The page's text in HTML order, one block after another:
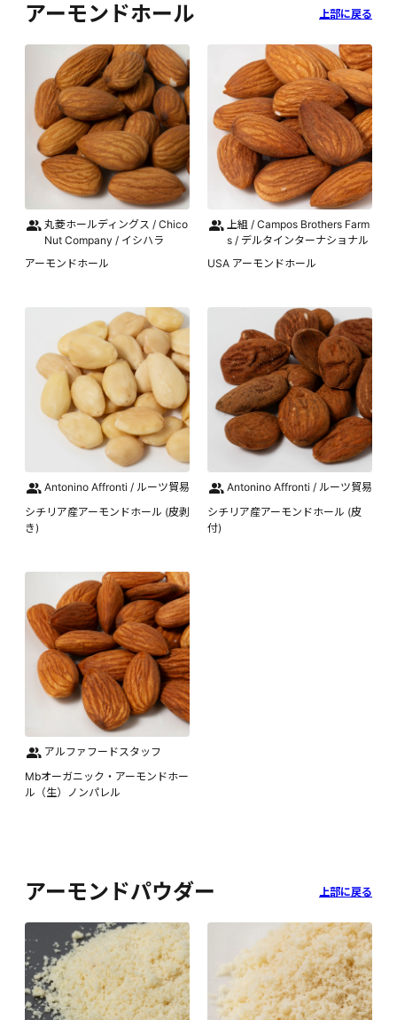
アーモンドホール 上部に戻る
丸菱ホールディングス / Chico
Nut Company / イシハラ
アーモンドホール
上組 / Campos Brothers Farm
s / デルタインターナショナル
USA アーモンドホール
Antonino Affronti / ルーツ貿易
シチリア産アーモンドホール (皮剥
き)
Antonino Affronti / ルーツ貿易
シチリア産アーモンドホール (皮
付)
アルファフードスタッフ
Mbオーガニック・アーモンドホー
ル（生）ノンパレル
アーモンドパウダー 上部に戻る